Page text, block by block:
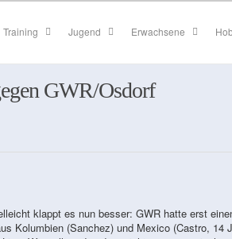
Training Jugend Erwachsene
GWR/Osdorf
klappt es nun besser: GWR hatte erst
Kolumbien (Sanchez) und Mexico (Castro, 14